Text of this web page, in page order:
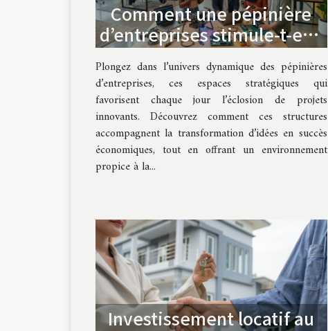
Comment une pépinière
d’entreprises stimule-t-elle
l’innovation et la
croissance ?
Plongez dans l’univers dynamique des pépinières
d’entreprises, ces espaces stratégiques qui
favorisent chaque jour l’éclosion de projets
innovants. Découvrez comment ces structures
accompagnent la transformation d’idées en succès
économiques, tout en offrant un environnement
propice à la...
Investissement locatif au